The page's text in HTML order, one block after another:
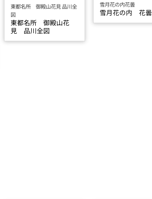
東都名所 御殿山花見 品川全
図
東都名所 御殿山花
見 品川全図
雪月花の内花曇
雪月花の内 花曇